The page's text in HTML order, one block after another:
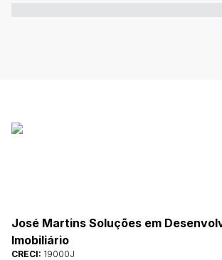
José Martins Soluções em
Imobiliário
CRECI: 19000J